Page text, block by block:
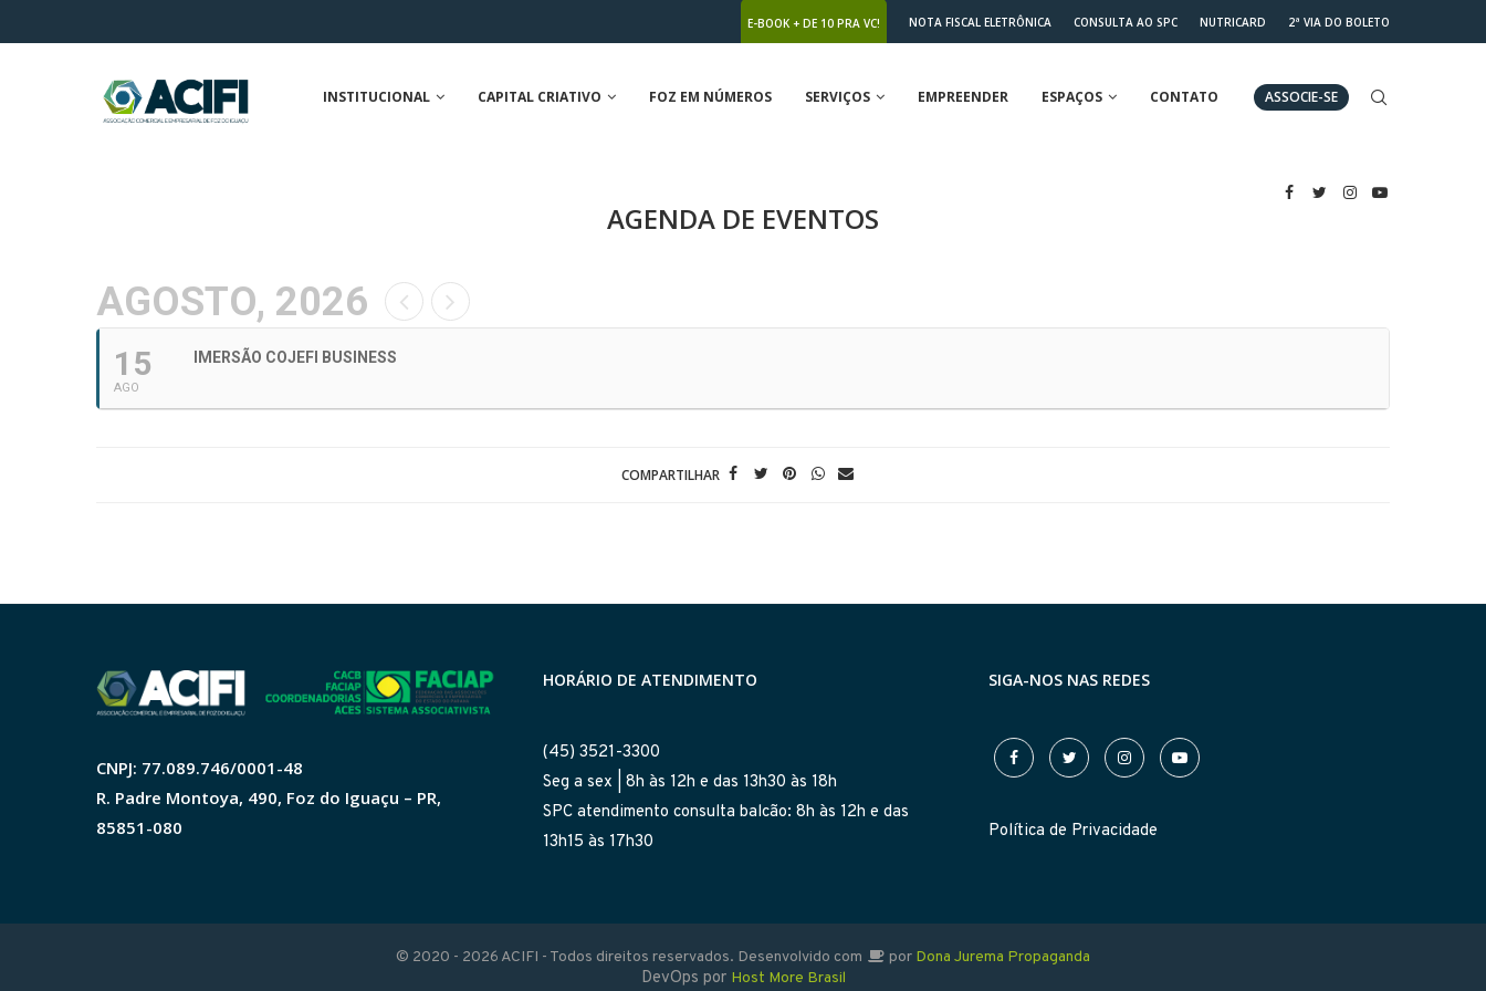
E-BOOK + DE 10 PRA VC! NOTA FISCAL ELETRÔNICA CONSULTA AO SPC NUTRICARD 2ª VIA DO BOLETO
INSTITUCIONAL CAPITAL CRIATIVO FOZ EM NÚMEROS SERVIÇOS EMPREENDER ESPAÇOS CONTATO ASSOCIE-SE
AGENDA DE EVENTOS
AGOSTO, 2026
15
AGO
IMERSÃO COJEFI BUSINESS
COMPARTILHAR
CNPJ: 77.089.746/0001-48
R. Padre Montoya, 490, Foz do Iguaçu – PR,
85851-080
HORÁRIO DE ATENDIMENTO
(45) 3521-3300
Seg a sex | 8h às 12h e das 13h30 às 18h
SPC atendimento consulta balcão: 8h às 12h e das
13h15 às 17h30
SIGA-NOS NAS REDES
Política de Privacidade
© 2020 - 2026 ACIFI - Todos direitos reservados. Desenvolvido com por Dona Jurema Propaganda
DevOps por Host More Brasil